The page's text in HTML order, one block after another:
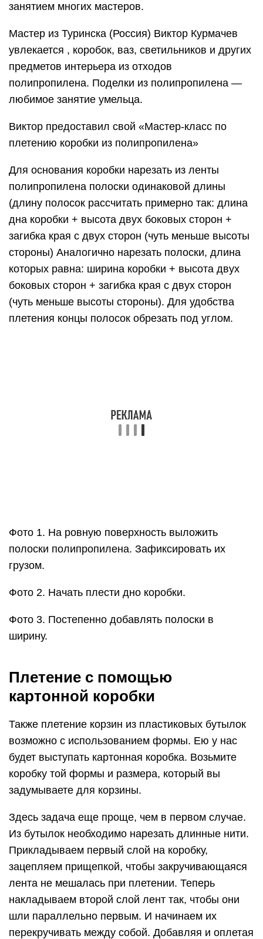
занятием многих мастеров.
Мастер из Туринска (Россия) Виктор Курмачев
увлекается , коробок, ваз, светильников и других
предметов интерьера из отходов
полипропилена. Поделки из полипропилена —
любимое занятие умельца.
Виктор предоставил свой «Мастер-класс по
плетению коробки из полипропилена»
Для основания коробки нарезать из ленты
полипропилена полоски одинаковой длины
(длину полосок рассчитать примерно так: длина
дна коробки + высота двух боковых сторон +
загибка края с двух сторон (чуть меньше высоты
стороны) Аналогично нарезать полоски, длина
которых равна: ширина коробки + высота двух
боковых сторон + загибка края с двух сторон
(чуть меньше высоты стороны). Для удобства
плетения концы полосок обрезать под углом.
Фото 1. На ровную поверхность выложить
полоски полипропилена. Зафиксировать их
грузом.
Фото 2. Начать плести дно коробки.
Фото 3. Постепенно добавлять полоски в
ширину.
Плетение с помощью
картонной коробки
Также плетение корзин из пластиковых бутылок
возможно с использованием формы. Ею у нас
будет выступать картонная коробка. Возьмите
коробку той формы и размера, который вы
задумываете для корзины.
Здесь задача еще проще, чем в первом случае.
Из бутылок необходимо нарезать длинные нити.
Прикладываем первый слой на коробку,
зацепляем прищепкой, чтобы закручивающаяся
лента не мешалась при плетении. Теперь
накладываем второй слой лент так, чтобы они
шли параллельно первым. И начинаем их
перекручивать между собой. Добавляя и оплетая